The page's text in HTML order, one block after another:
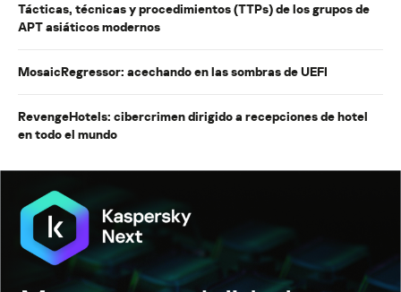
Tácticas, técnicas y procedimientos (TTPs) de los grupos de
APT asiáticos modernos
MosaicRegressor: acechando en las sombras de UEFI
RevengeHotels: cibercrimen dirigido a recepciones de hotel
en todo el mundo